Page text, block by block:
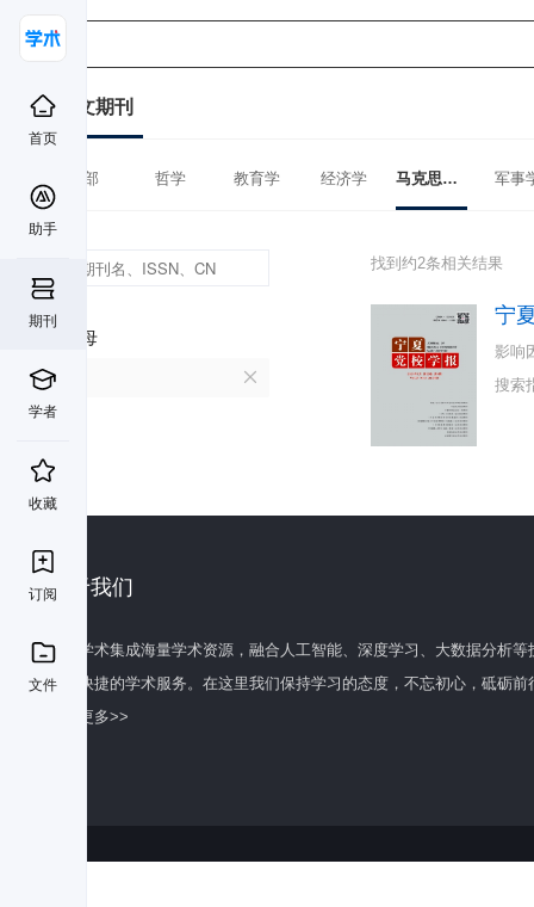
首页
助手
期刊
学者
收藏
订阅
文件
中文期刊
全部 哲学 教育学 经济学 马克思主义理论 军事
首字母
N
找到约2条相关结果
宁
影响
搜索
关于我们
百度学术集成海量学术资源，融合人工智能、深度学习、大数据分析
全面快捷的学术服务。在这里我们保持学习的态度，不忘初心，砥砺前
了解更多>>